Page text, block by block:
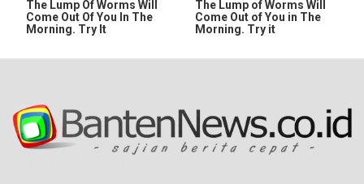
The Lump Of Worms Will
Come Out Of You In The
Morning. Try It
The Lump of Worms Will
Come Out of You in The
Morning. Try it